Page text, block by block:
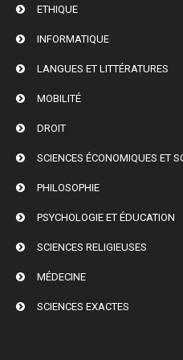
ETHIQUE
INFORMATIQUE
LANGUES ET LITTÉRATURES
MOBILITÉ
DROIT
SCIENCES ÉCONOMIQUES ET
PHILOSOPHIE
PSYCHOLOGIE ET ÉDUCATION
SCIENCES RELIGIEUSES
MÉDECINE
SCIENCES EXACTES